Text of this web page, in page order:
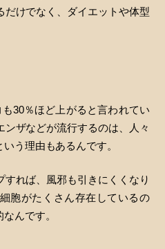
だけでなく、ダイエットや体型
30％ほど上がると言われてい
ンザなどが流行するのは、人々
う理由もあるんです。
れば、風邪も引きにくくなり
胞がたくさん存在しているの
んです。